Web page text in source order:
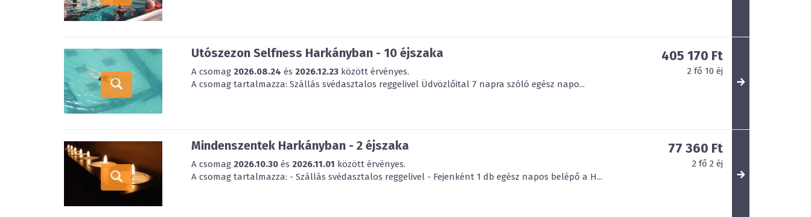
Utószezon Selfness Harkányban - 10 éjszaka
A csomag 2026.08.24 és 2026.12.23 között érvényes.
A csomag tartalmazza: Szállás svédasztalos reggelivel Üdvözlőital 7 napra szóló egész napo...
405 170 Ft
2 fő 10 éj
Mindenszentek Harkányban - 2 éjszaka
A csomag 2026.10.30 és 2026.11.01 között érvényes.
A csomag tartalmazza: - Szállás svédasztalos reggelivel - Fejenként 1 db egész napos belépő a H...
77 360 Ft
2 fő 2 éj